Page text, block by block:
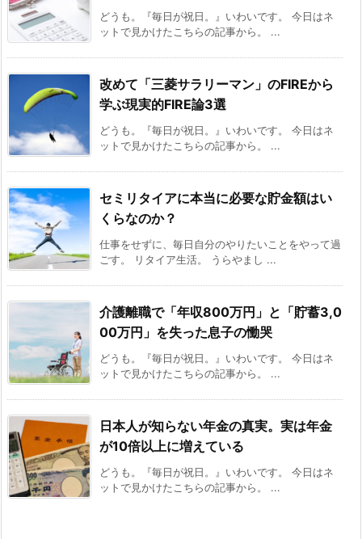
どうも。『毎日が祝日。』いわいです。 今日はネ
ットで見かけたこちらの記事から。 ...
改めて「三菱サラリーマン」のFIREから
学ぶ現実的FIRE論3選
どうも。『毎日が祝日。』いわいです。 今日はネ
ットで見かけたこちらの記事から。 ...
セミリタイアに本当に必要な貯金額はい
くらなのか？
仕事をせずに、毎日自分のやりたいことをやって過
ごす。 リタイア生活。 うらやまし ...
介護離職で「年収800万円」と「貯蓄3,0
00万円」を失った息子の慟哭
どうも。『毎日が祝日。』いわいです。 今日はネ
ットで見かけたこちらの記事から。 ...
日本人が知らない年金の真実。実は年金
が10倍以上に増えている
どうも。『毎日が祝日。』いわいです。 今日はネ
ットで見かけたこちらの記事から。 ...